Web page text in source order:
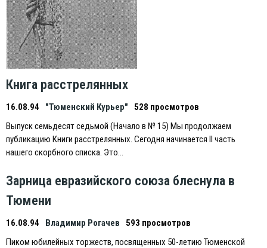
Книга расстрелянных
16.08.94 "Тюменский Курьер"
528 просмотров
Выпуск семьдесят седьмой (Начало в № 15) Мы продолжаем
публикацию Книги расстрелянных. Сегодня начинается II часть
нашего скорбного списка. Это…
Зарница евразийского союза блеснула в
Тюмени
16.08.94 Владимир Рогачев
593 просмотров
Пиком юбилейных торжеств, посвященных 50-летию Тюменской